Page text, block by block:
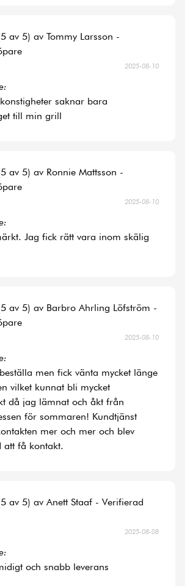
av 5) av Tommy Larsson -
2025-08-10
saknar bara
till min grill
av 5) av Ronnie Mattsson -
2025-08-10
Jag fick rätt vara inom skälig
av 5) av Barbro Ahrling Löfström -
2025-08-10
men fick vänta mycket länge
vilket kunnat bli mycket
då jag lämnat och åkt från
för sommaren! Kundtjänst
mer och mer och blev
att få kontakt.
av 5) av Anett Staaf - Verifierad
2025-08-08
och snabb leverans